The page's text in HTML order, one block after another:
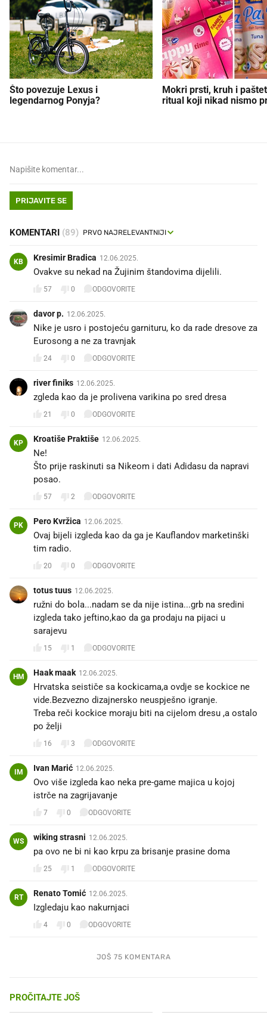
Što povezuje Lexus i
legendarnog Ponyja?
Mokri prsti, kruh i
ritual koji nikad nismo
PRIJAVITE SE
KOMENTARI (89)
KB Kresimir Bradica 12.06.2025.
Ovakve su nekad na Žujinim štandovima dijelili.
57 0 ODGOVORITE
davor p. 12.06.2025.
Nike je usro i postojeću garnituru, ko da rade dresove za
Eurosong a ne za travnjak
24 0 ODGOVORITE
river finiks 12.06.2025.
zgleda kao da je prolivena varikina po sred dresa
21 0 ODGOVORITE
KP Kroatiše Praktiše 12.06.2025.
Ne!
Što prije raskinuti sa Nikeom i dati Adidasu da napravi
posao.
57 2 ODGOVORITE
PK Pero Kvržica 12.06.2025.
Ovaj bijeli izgleda kao da ga je Kauflandov marketinški
tim radio.🤢
20 0 ODGOVORITE
totus tuus 12.06.2025.
ružni do bola...nadam se da nije istina...grb na sredini
izgleda tako jeftino,kao da ga prodaju na pijaci u
sarajevu
15 1 ODGOVORITE
HM Haak maak 12.06.2025.
Hrvatska seističe sa kockicama,a ovdje se kockice ne
vide.Bezvezno dizajnersko neuspješno igranje.
Treba reči kockice moraju biti na cijelom dresu ,a ostalo
po želji
16 3 ODGOVORITE
IM Ivan Marić 12.06.2025.
Ovo više izgleda kao neka pre-game majica u kojoj
istrče na zagrijavanje
7 0 ODGOVORITE
WS wiking strasni 12.06.2025.
pa ovo ne bi ni kao krpu za brisanje prasine doma
25 1 ODGOVORITE
RT Renato Tomić 12.06.2025.
Izgledaju kao nakurnjaci
4 0 ODGOVORITE
JOŠ 75 KOMENTARA
PROČITAJTE JOŠ